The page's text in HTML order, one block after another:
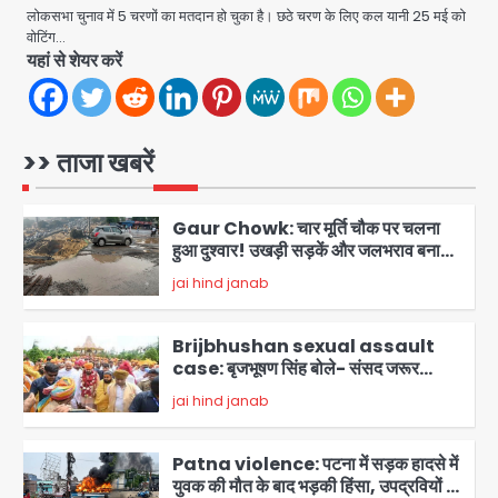
लोकसभा चुनाव में 5 चरणों का मतदान हो चुका है। छठे चरण के लिए कल यानी 25 मई को
वोटिंग…
यहां से शेयर करें
>> ताजा खबरें
1
‘हाईटेक सिटी’ के दावों की खुली पोल,
2
Gaur Chowk: चार मूर्ति चौक पर चलना
3
Brijbhushan sexual assault
case: बृजभूषण सिंह बोले- संसद जरूर
लौटूंगा, हुई चरित्र हत्या की कोशिश, प्रियंका
गांधी को बरगलाया गया, यौन शोषण नहीं ‘गुड-
jai hind janab
4
Patna violence: पटना में सड़क हादसे में
युवक की मौत के बाद भड़की हिंसा, उपद्रवियों ने
फूंकीं 10 गाड़ियां, ट्रैफिक पोस्ट और स्लीपर
बस भी जलाई, NH-30 जाम
jai hind janab
Green Arch Society: सेविअर ग्रीन